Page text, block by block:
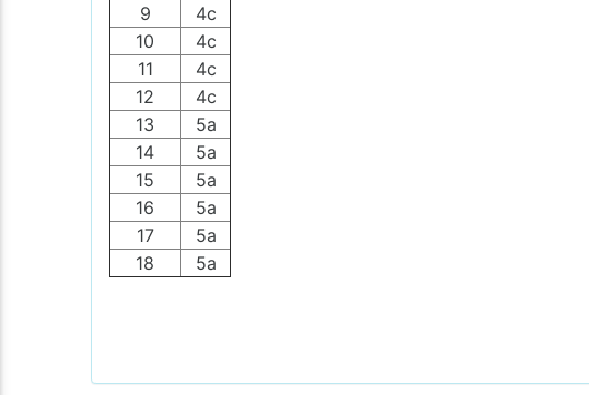
9
4c
10
4c
11
4c
12
4c
13
5a
14
5a
15
5a
16
5a
17
5a
18
5a